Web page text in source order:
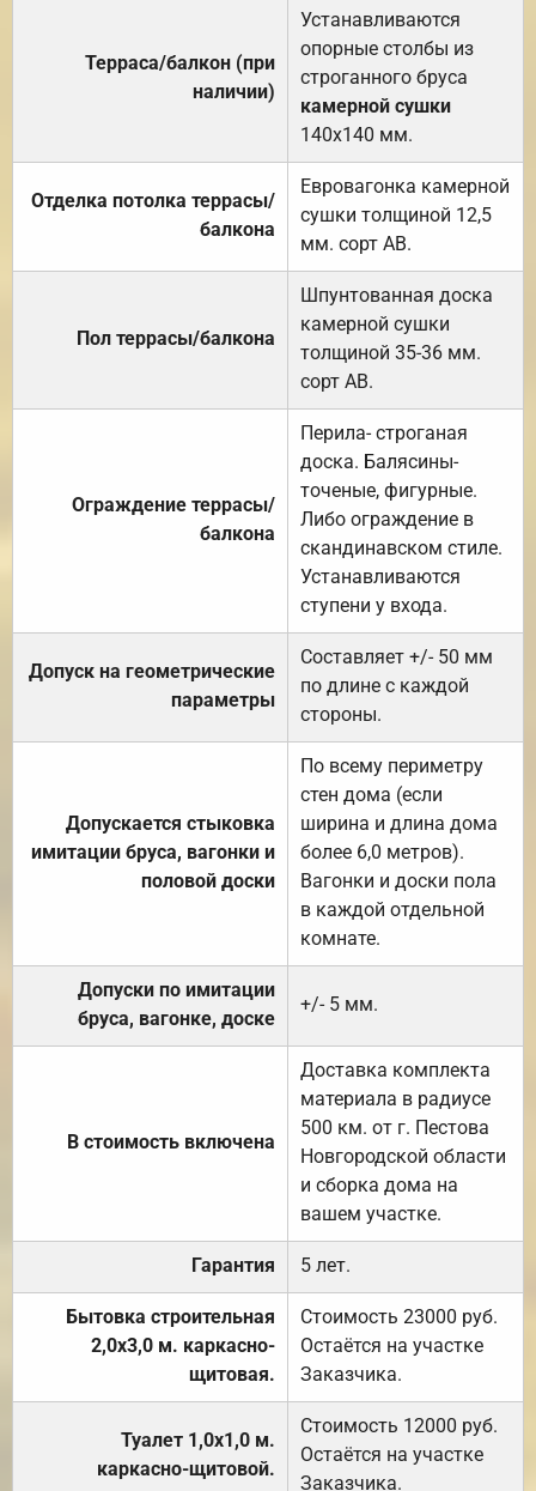
Терраса/балкон (при
наличии)
Устанавливаются
опорные столбы из
строганного бруса
камерной сушки
140х140 мм.
Отделка потолка террасы/
балкона
Евровагонка камерной
сушки толщиной 12,5
мм. сорт АВ.
Пол террасы/балкона
Шпунтованная доска
камерной сушки
толщиной 35-36 мм.
сорт АВ.
Ограждение террасы/
балкона
Перила- строганая
доска. Балясины-
точеные, фигурные.
Либо ограждение в
скандинавском стиле.
Устанавливаются
ступени у входа.
Допуск на геометрические
параметры
Составляет +/- 50 мм
по длине с каждой
стороны.
Допускается стыковка
имитации бруса, вагонки и
половой доски
По всему периметру
стен дома (если
ширина и длина дома
более 6,0 метров).
Вагонки и доски пола
в каждой отдельной
комнате.
Допуски по имитации
бруса, вагонке, доске
+/- 5 мм.
В стоимость включена
Доставка комплекта
материала в радиусе
500 км. от г. Пестова
Новгородской области
и сборка дома на
вашем участке.
Гарантия 5 лет.
Бытовка строительная
2,0х3,0 м. каркасно-
щитовая.
Стоимость 23000 руб.
Остаётся на участке
Заказчика.
Туалет 1,0х1,0 м.
каркасно-щитовой.
Стоимость 12000 руб.
Остаётся на участке
Заказчика.